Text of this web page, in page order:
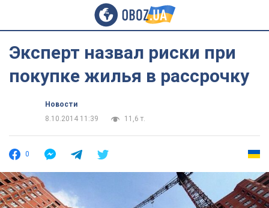
Эксперт назвал риски при
покупке жилья в рассрочку
Новости
8.10.2014 11:39
11,6 т.
0